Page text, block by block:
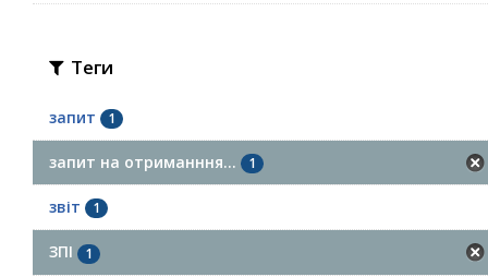
Теги
запит 1
запит на отриманння... 1
звіт 1
ЗПІ 1